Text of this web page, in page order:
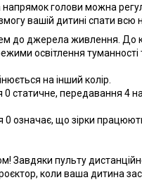
голови можна
вашій дитині спати всю
до джерела живлення. До
освітлення туманності
на інший колір.
0 статичне, передавання 4
0 означає, що зірки
Завдяки пульту
коли ваша дитина